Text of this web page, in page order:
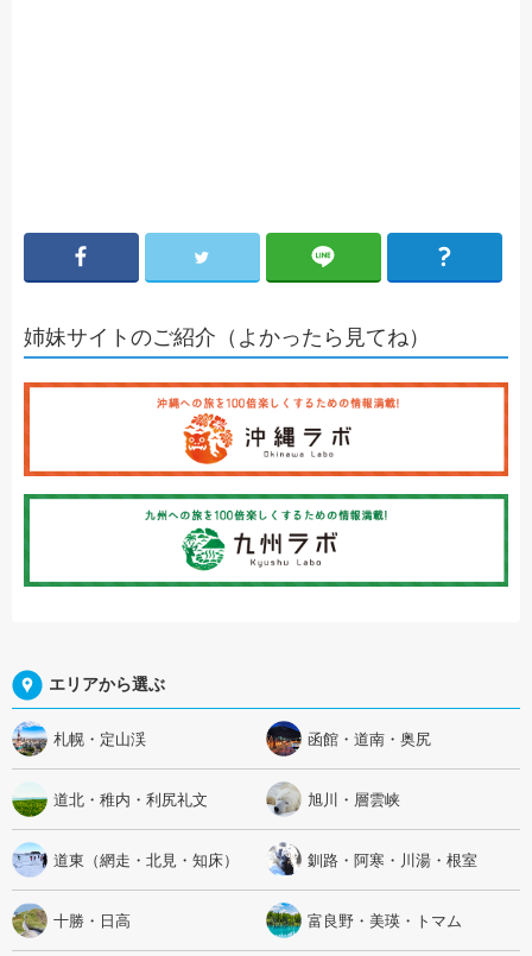
姉妹サイトのご紹介（よかったら見てね）
エリアから選ぶ
札幌・定山渓 函館・道南・奥尻
道北・稚内・利尻礼文 旭川・層雲峡
道東（網走・北見・知床） 釧路・阿寒・川湯・根室
十勝・日高 富良野・美瑛・トマム